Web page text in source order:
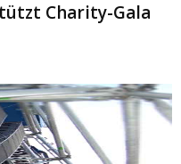
Charity-Gala